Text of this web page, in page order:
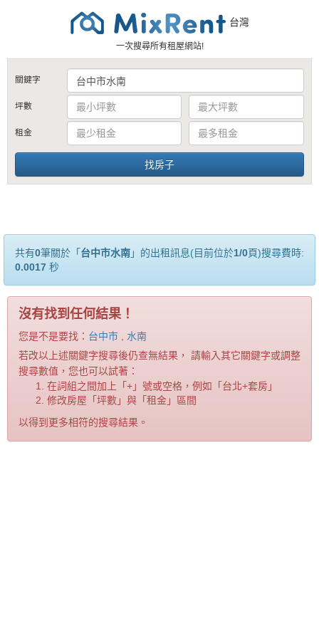
台灣
一次搜尋所有租屋網站!
關鍵字
坪數
租金
共有0筆關於「 台中市水南」的出租訊息(目前位於1/0頁)搜尋費時:
0.0017 秒
沒有找到任何結果！
您是不是要找： 台中市 , 水南
若改以上述關鍵字搜尋後仍查無結果， 請輸入其它關鍵字或調整
搜尋數值，您也可以試著：
在詞組之間加上「+」號或空格，例如「台北+套房」
修改房屋「坪數」與「租金」區間
以得到更多相符的搜尋結果。